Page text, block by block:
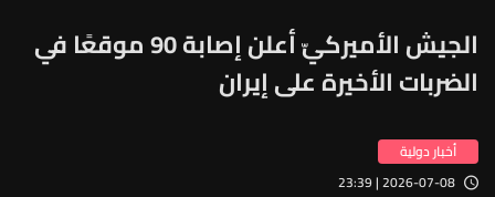
الجيش الأميركيّ أعلن إصابة 90 موقعًا في
الضربات الأخيرة على إيران
أخبار دولية
2026-07-08 | 23:39